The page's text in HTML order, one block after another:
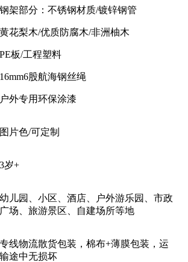
钢架部分：不锈钢材质/镀锌钢管
黄花梨木/优质防腐木/非洲柚木
PE板/工程塑料
16mm6股航海钢丝绳
户外专用环保涂漆
图片色/可定制
3岁+
幼儿园、小区、酒店、户外游乐园、市政
广场、旅游景区、自建场所等地
专线物流散货包装，棉布+薄膜包装，运
输途中无损坏